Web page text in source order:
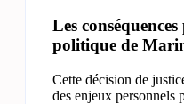
Les
politique de
Cette décision de
des enjeux personnels